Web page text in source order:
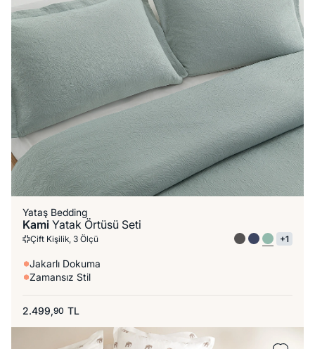
Yataş Bedding
Kami Yatak Örtüsü Seti
Çift Kişilik, 3 Ölçü +1
Jakarlı Dokuma
Zamansız Stil
2.499,90 TL